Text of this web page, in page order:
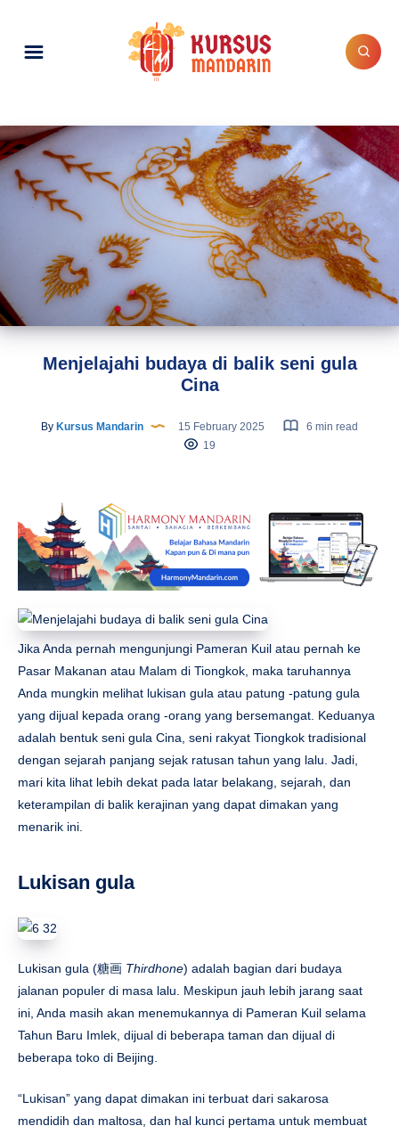
Menjelajahi budaya di balik seni gula
Cina
By Kursus Mandarin 15 February 2025
6 min read
19
Jika Anda pernah mengunjungi Pameran Kuil atau pernah ke
Pasar Makanan atau Malam di Tiongkok, maka taruhannya
Anda mungkin melihat lukisan gula atau patung -patung gula
yang dijual kepada orang -orang yang bersemangat. Keduanya
adalah bentuk seni gula Cina, seni rakyat Tiongkok tradisional
dengan sejarah panjang sejak ratusan tahun yang lalu. Jadi,
mari kita lihat lebih dekat pada latar belakang, sejarah, dan
keterampilan di balik kerajinan yang dapat dimakan yang
menarik ini.
Lukisan gula
Lukisan gula (糖画 Thirdhone) adalah bagian dari budaya
jalanan populer di masa lalu. Meskipun jauh lebih jarang saat
ini, Anda masih akan menemukannya di Pameran Kuil selama
Tahun Baru Imlek, dijual di beberapa taman dan dijual di
beberapa toko di Beijing.
“Lukisan” yang dapat dimakan ini terbuat dari sakarosa
mendidih dan maltosa, dan hal kunci pertama untuk membuat